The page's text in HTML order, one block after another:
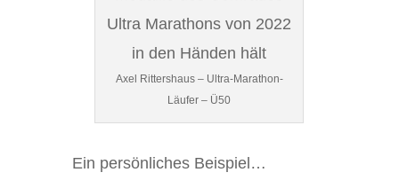
Axel Rittershaus – Ultra-Marathon-
Läufer – Ü50
Ein persönliches Beispiel…